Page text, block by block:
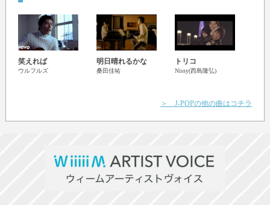
笑えれば
ウルフルズ
明日晴れるかな
桑田佳祐
トリコ
Nissy(西島隆弘)
＞ J-POPの他の曲はコチラ